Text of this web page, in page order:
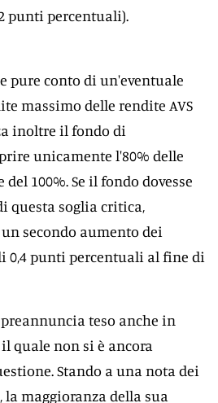
punti percentuali).
pure conto di un'eventuale
massimo delle rendite AVS
inoltre il fondo di
unicamente l'80% delle
100%. Se il fondo dovesse
questa soglia critica,
secondo aumento dei
punti percentuali al fine di
teso anche in
quale non si è ancora
Stando a una nota dei
maggioranza della sua